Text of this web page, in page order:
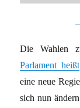
Die Wahlen
Parlament heißt
eine neue
sich nun